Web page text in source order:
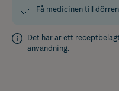
Få medicinen till
Det här är ett
användning.